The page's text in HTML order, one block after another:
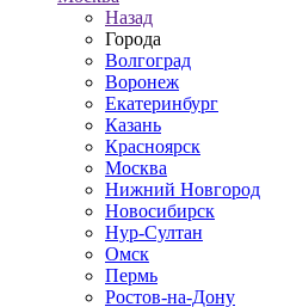
Назад
Города
Волгоград
Воронеж
Екатеринбург
Казань
Красноярск
Москва
Нижний Новгород
Новосибирск
Нур-Султан
Омск
Пермь
Ростов-на-Дону